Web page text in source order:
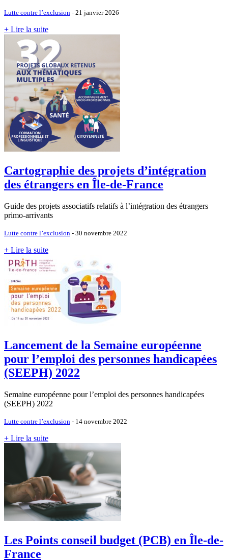
Lutte contre l’exclusion - 21 janvier 2026
+ Lire la suite
Cartographie des projets d’intégration
des étrangers en Île-de-France
Guide des projets associatifs relatifs à l’intégration des étrangers
primo-arrivants
Lutte contre l’exclusion - 30 novembre 2022
+ Lire la suite
Lancement de la Semaine européenne
pour l’emploi des personnes handicapées
(SEEPH) 2022
Semaine européenne pour l’emploi des personnes handicapées
(SEEPH) 2022
Lutte contre l’exclusion - 14 novembre 2022
+ Lire la suite
Les Points conseil budget (PCB) en Île-de-
France